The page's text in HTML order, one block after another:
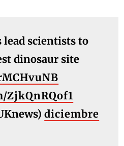
scientists to
dinosaur site
diciembre